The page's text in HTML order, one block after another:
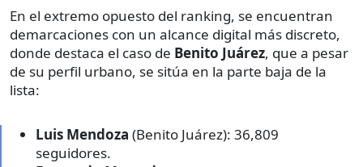
En el extremo opuesto del ranking, se encuentran
demarcaciones con un alcance digital más discreto,
donde destaca el caso de Benito Juárez, que a pesar
de su perfil urbano, se sitúa en la parte baja de la
lista:
Luis Mendoza (Benito Juárez): 36,809
seguidores.